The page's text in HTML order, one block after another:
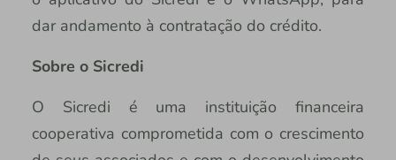
dar andamento à contratação do crédito.
Sobre o Sicredi
O Sicredi é uma instituição financeira
cooperativa comprometida com o crescimento